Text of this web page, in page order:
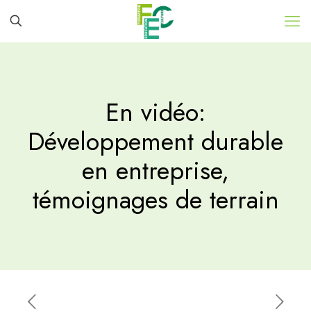
En vidéo:
Développement durable
en entreprise,
témoignages de terrain